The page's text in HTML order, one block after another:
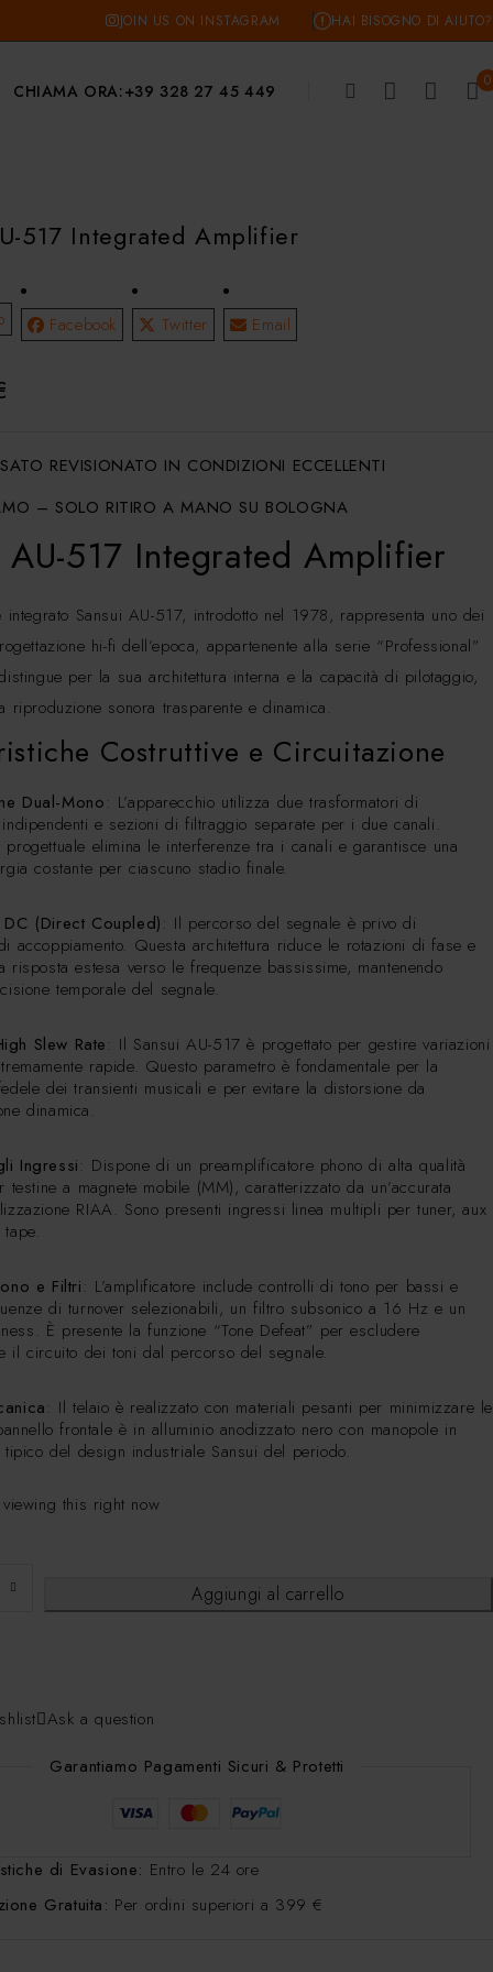
JOIN US ON INSTAGRAM HAI BISOGNO DI AIUTO?
CHIAMA ORA:+39 328 27 45 449 0
517 Integrated Amplifier
Facebook Twitter Email
REVISIONATO IN CONDIZIONI ECCELLENTI
– SOLO RITIRO A MANO SU BOLOGNA
AU-517 Integrated Amplifier
integrato Sansui AU-517, introdotto nel 1978, rappresenta uno dei
hi-fi dell’epoca, appartenente alla serie “Professional”
per la sua architettura interna e la capacità di pilotaggio,
riproduzione sonora trasparente e dinamica.
Costruttive e Circuitazione
Dual-Mono: L’apparecchio utilizza due trasformatori di
indipendenti e sezioni di filtraggio separate per i due canali.
progettuale elimina le interferenze tra i canali e garantisce una
costante per ciascuno stadio finale.
(Direct Coupled): Il percorso del segnale è privo di
accoppiamento. Questa architettura riduce le rotazioni di fase e
risposta estesa verso le frequenze bassissime, mantenendo
temporale del segnale.
Slew Rate: Il Sansui AU-517 è progettato per gestire variazioni
rapide. Questo parametro è fondamentale per la
dei transienti musicali e per evitare la distorsione da
dinamica.
Ingressi: Dispone di un preamplificatore phono di alta qualità
testine a magnete mobile (MM), caratterizzato da un’accurata
RIAA. Sono presenti ingressi linea multipli per tuner, aux
e Filtri: L’amplificatore include controlli di tono per bassi e
di turnover selezionabili, un filtro subsonico a 16 Hz e un
È presente la funzione “Tone Defeat” per escludere
il circuito dei toni dal percorso del segnale.
: Il telaio è realizzato con materiali pesanti per minimizzare le
frontale è in alluminio anodizzato nero con manopole in
tipico del design industriale Sansui del periodo.
this right now
Aggiungi al carrello
Ask a question
Garantiamo Pagamenti Sicuri & Protetti
di Evasione: Entro le 24 ore
Gratuita: Per ordini superiori a 399 €